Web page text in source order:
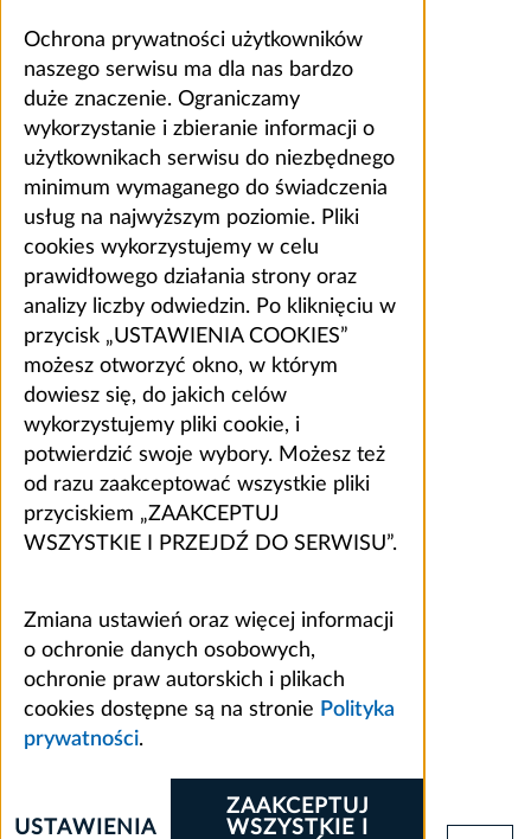
Ochrona prywatności użytkowników
naszego serwisu ma dla nas bardzo
duże znaczenie. Ograniczamy
wykorzystanie i zbieranie informacji o
użytkownikach serwisu do niezbędnego
minimum wymaganego do świadczenia
usług na najwyższym poziomie. Pliki
cookies wykorzystujemy w celu
prawidłowego działania strony oraz
analizy liczby odwiedzin. Po kliknięciu w
przycisk „USTAWIENIA COOKIES”
możesz otworzyć okno, w którym
dowiesz się, do jakich celów
wykorzystujemy pliki cookie, i
potwierdzić swoje wybory. Możesz też
od razu zaakceptować wszystkie pliki
przyciskiem „ZAAKCEPTUJ
WSZYSTKIE I PRZEJDŹ DO SERWISU”.
Zmiana ustawień oraz więcej informacji
o ochronie danych osobowych,
ochronie praw autorskich i plikach
cookies dostępne są na stronie Polityka
prywatności.
ZAAKCEPTUJ
WSZYSTKIE I
USTAWIENIA